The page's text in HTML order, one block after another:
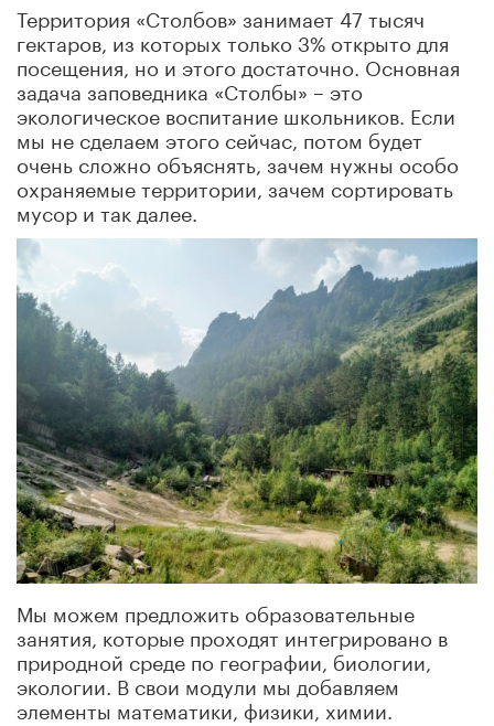
Территория «Столбов» занимает 47 тысяч
гектаров, из которых только 3% открыто для
посещения, но и этого достаточно. Основная
задача заповедника «Столбы» – это
экологическое воспитание школьников. Если
мы не сделаем этого сейчас, потом будет
очень сложно объяснять, зачем нужны особо
охраняемые территории, зачем сортировать
мусор и так далее.
Мы можем предложить образовательные
занятия, которые проходят интегрировано в
природной среде по географии, биологии,
экологии. В свои модули мы добавляем
элементы математики, физики, химии.